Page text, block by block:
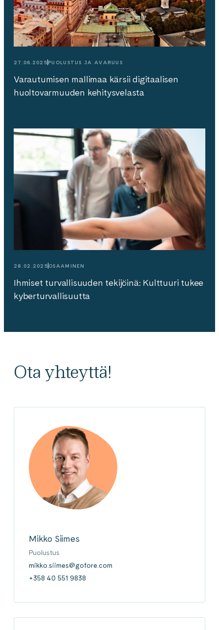
27.06.2025 PUOLUSTUS JA AVARUUS
Varautumisen mallimaa kärsii digitaalisen
huoltovarmuuden kehitysvelasta
28.02.2025 OSAAMINEN
Ihmiset turvallisuuden tekijöinä: Kulttuuri tukee
kyberturvallisuutta
Ota yhteyttä!
Mikko Siimes
Puolustus
mikko.siimes@gofore.com
+358 40 551 9838